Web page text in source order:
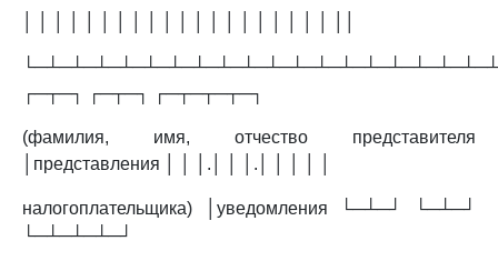
┌─┬─┐ ┌─┬─┐ ┌─┬─┬─┬─┐
(фамилия, имя, отчество представителя
│представления │ │ │.│ │ │.│ │ │ │ │
налогоплательщика) │уведомления └─┴─┘ └─┴─┘
└─┴─┴─┴─┘